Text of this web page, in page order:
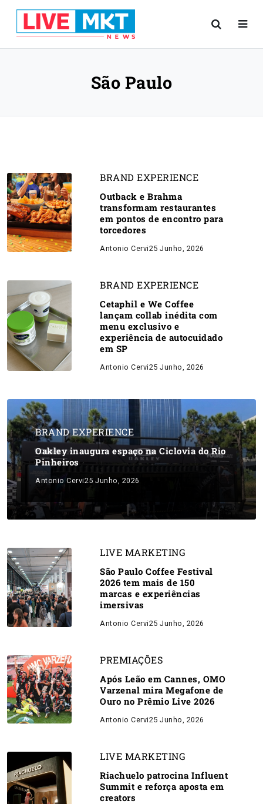
São Paulo
BRAND EXPERIENCE
Outback e Brahma
transformam restaurantes
em pontos de encontro para
torcedores
Antonio Cervi25 Junho, 2026
BRAND EXPERIENCE
Cetaphil e We Coffee
lançam collab inédita com
menu exclusivo e
experiência de autocuidado
em SP
Antonio Cervi25 Junho, 2026
BRAND EXPERIENCE
Oakley inaugura espaço na Ciclovia do Rio
Pinheiros
Antonio Cervi25 Junho, 2026
LIVE MARKETING
São Paulo Coffee Festival
2026 tem mais de 150
marcas e experiências
imersivas
Antonio Cervi25 Junho, 2026
PREMIAÇÕES
Após Leão em Cannes, OMO
Varzenal mira Megafone de
Ouro no Prêmio Live 2026
Antonio Cervi25 Junho, 2026
LIVE MARKETING
Riachuelo patrocina Influent
Summit e reforça aposta em
creators